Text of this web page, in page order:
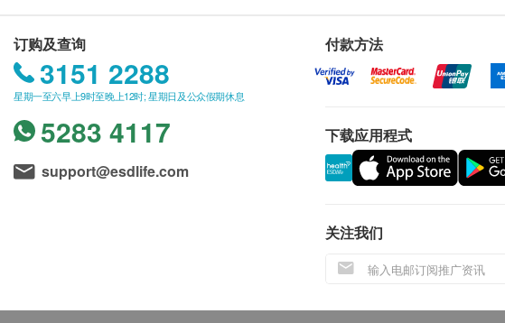
订购及查询
3151 2288
星期一至六早上9时至晚上12时; 星期日及公众假期休息
5283 4117
support@esdlife.com
付款方法
下载应用程式
关注我们